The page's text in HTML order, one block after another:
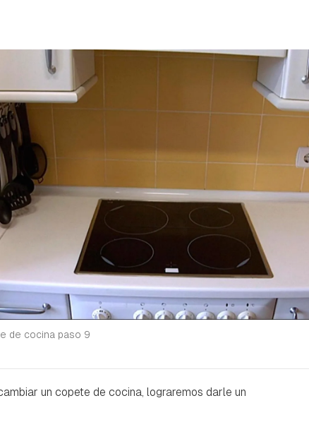
de cocina paso 9
un copete de cocina, lograremos darle un